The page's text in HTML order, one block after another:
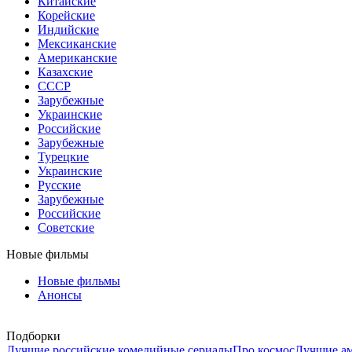
Корейские
Индийские
Мексиканские
Американские
Казахские
СССР
Зарубежные
Украинские
Российские
Зарубежные
Турецкие
Украинские
Русские
Зарубежные
Российские
Советские
Новые фильмы
Новые фильмы
Анонсы
Подборки